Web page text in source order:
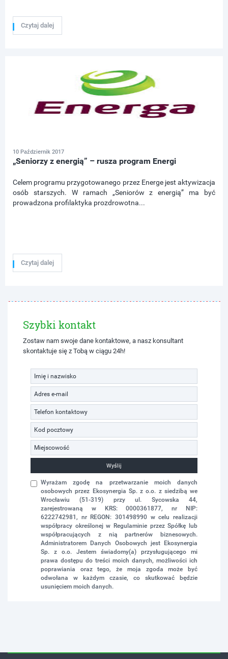
Czytaj dalej
10 Październik 2017
„Seniorzy z energią” – rusza program Energi
Celem programu przygotowanego przez Energe jest aktywizacja
osób starszych. W ramach „Seniorów z energią” ma być
prowadzona profilaktyka prozdrowotna...
Czytaj dalej
Szybki kontakt
Zostaw nam swoje dane kontaktowe, a nasz konsultant
skontaktuje się z Tobą w ciągu 24h!
Wyślij
Wyrażam zgodę na przetwarzanie moich danych
osobowych przez Ekosynergia Sp. z o.o. z siedzibą we
Wrocławiu (51-319) przy ul. Sycowska 44,
zarejestrowaną w KRS: 0000361877, nr NIP:
6222742981, nr REGON: 301498990 w celu realizacji
współpracy określonej w Regulaminie przez Spółkę lub
współpracujących z nią partnerów biznesowych.
Administratorem Danych Osobowych jest Ekosynergia
Sp. z o.o. Jestem świadomy(a) przysługującego mi
prawa dostępu do treści moich danych, możliwości ich
poprawiania oraz tego, że moja zgoda może być
odwołana w każdym czasie, co skutkować będzie
usunięciem moich danych.